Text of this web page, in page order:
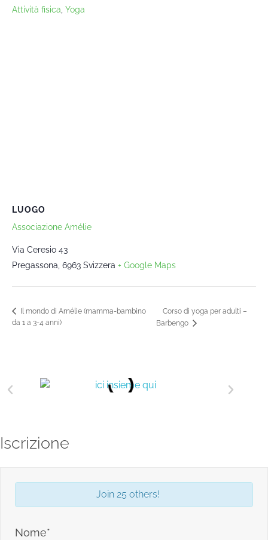
Attività fisica Yoga
LUOGO
Associazione Amélie
Via Ceresio 43
Pregassona 6963 Svizzera + Google Maps
Il mondo di Amélie (mamma-bambino
da 1 a 3-4 anni)
Corso di yoga per adulti –
Barbengo
Iscrizione
Join 25 others!
Nome*